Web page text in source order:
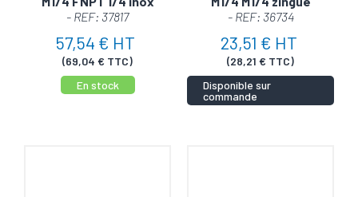
- REF: 37817
57,54 € HT
(69,04 € TTC)
En stock
- REF: 36734
23,51 € HT
(28,21 € TTC)
Disponible sur
commande